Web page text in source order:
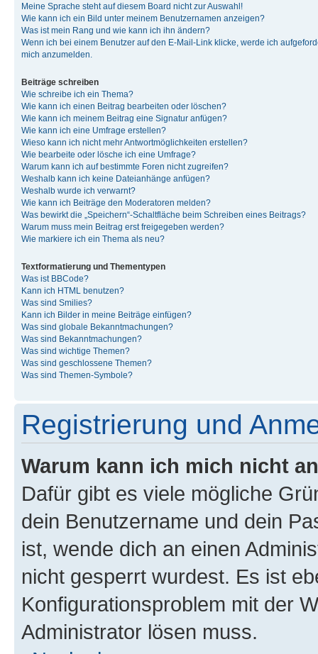
Meine Sprache steht auf diesem Board nicht zur Auswahl!
Wie kann ich ein Bild unter meinem Benutzernamen anzeigen?
Was ist mein Rang und wie kann ich ihn ändern?
Wenn ich bei einem Benutzer auf den E-Mail-Link klicke, werde ich
mich anzumelden.
Beiträge schreiben
Wie schreibe ich ein Thema?
Wie kann ich einen Beitrag bearbeiten oder löschen?
Wie kann ich meinem Beitrag eine Signatur anfügen?
Wie kann ich eine Umfrage erstellen?
Wieso kann ich nicht mehr Antwortmöglichkeiten erstellen?
Wie bearbeite oder lösche ich eine Umfrage?
Warum kann ich auf bestimmte Foren nicht zugreifen?
Weshalb kann ich keine Dateianhänge anfügen?
Weshalb wurde ich verwarnt?
Wie kann ich Beiträge den Moderatoren melden?
Was bewirkt die „Speichern“-Schaltfläche beim Schreiben eines Beitrags?
Warum muss mein Beitrag erst freigegeben werden?
Wie markiere ich ein Thema als neu?
Textformatierung und Thementypen
Was ist BBCode?
Kann ich HTML benutzen?
Was sind Smilies?
Kann ich Bilder in meine Beiträge einfügen?
Was sind globale Bekanntmachungen?
Was sind Bekanntmachungen?
Was sind wichtige Themen?
Was sind geschlossene Themen?
Was sind Themen-Symbole?
Registrierung und
Warum kann ich mich nicht
Dafür gibt es viele mögliche
dein Benutzername und dein
ist, wende dich an einen
nicht gesperrt wurdest. Es ist
Konfigurationsproblem mit der
Administrator lösen muss.